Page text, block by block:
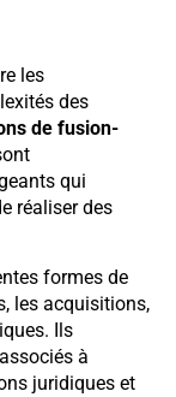
les
des
de fusion-
qui
réaliser des
formes de
les acquisitions,
Ils
à
juridiques et